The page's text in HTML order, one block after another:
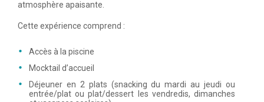
atmosphère apaisante.
Cette expérience comprend :
Accès à la piscine
Mocktail d’accueil
Déjeuner en 2 plats (snacking du mardi au jeudi ou
entrée/plat ou plat/dessert les vendredis, dimanches